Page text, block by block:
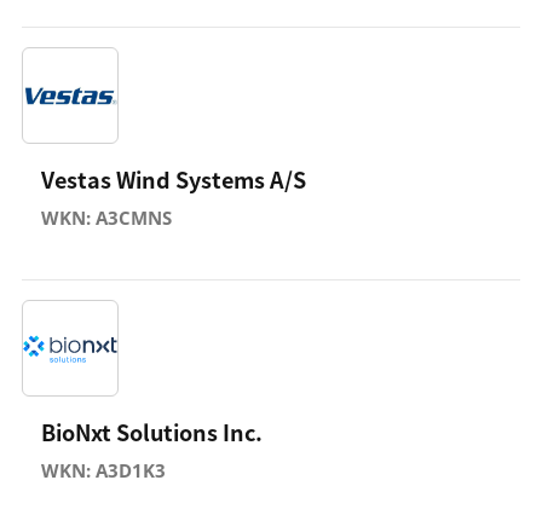
Vestas Wind Systems A/S
WKN: A3CMNS
BioNxt Solutions Inc.
WKN: A3D1K3